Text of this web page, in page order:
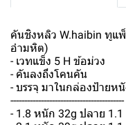
คันชิงหลิว W.haibin ทูแ
อำมหิต)
- เวทแข็ง 5 H ข้อม่วง
- คันลงถึงโคนคัน
- บรรจุ มาในกล่องป้ายห
-----------------------------------------
- 1.8 หนัก 32g ปลาย